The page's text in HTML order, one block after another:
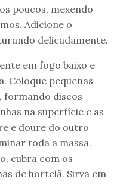
poucos, mexendo
Adicione o
delicadamente.
em fogo baixo e
Coloque pequenas
formando discos
na superfície e as
e doure do outro
toda a massa.
cubra com os
de hortelã. Sirva em